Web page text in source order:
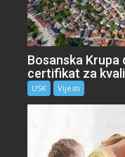
Bosanska Krupa
certifikat za
USK Vijesti